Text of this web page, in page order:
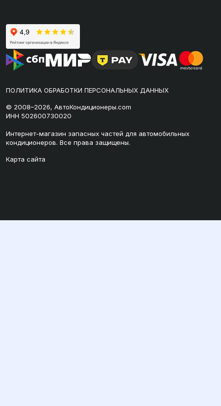
ПОЛИТИКА ОБРАБОТКИ ПЕРСОНАЛЬНЫХ ДАННЫХ
© 2008–2026, АвтоКондиционеры.com
ИНН 502600730020
Интернет-магазин запасных частей для автомобильных
кондиционеров. Все права защищены.
Карта сайта